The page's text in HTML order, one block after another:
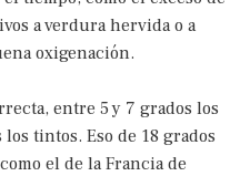
a verdura hervida o a
oxigenación.
entre 5 y 7 grados los
tintos. Eso de 18 grados
el de la Francia de